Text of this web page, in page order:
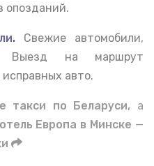
опозданий.
. Свежие автомобили,
на маршрут
авто.
такси по Беларуси, а
Европа в Минске —